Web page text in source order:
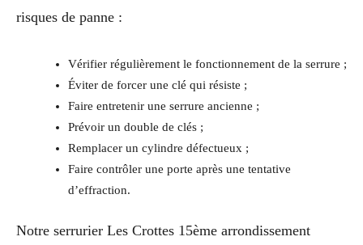
risques de panne :
Vérifier régulièrement le fonctionnement de la serrure ;
Éviter de forcer une clé qui résiste ;
Faire entretenir une serrure ancienne ;
Prévoir un double de clés ;
Remplacer un cylindre défectueux ;
Faire contrôler une porte après une tentative
d’effraction.
Notre serrurier Les Crottes 15ème arrondissement